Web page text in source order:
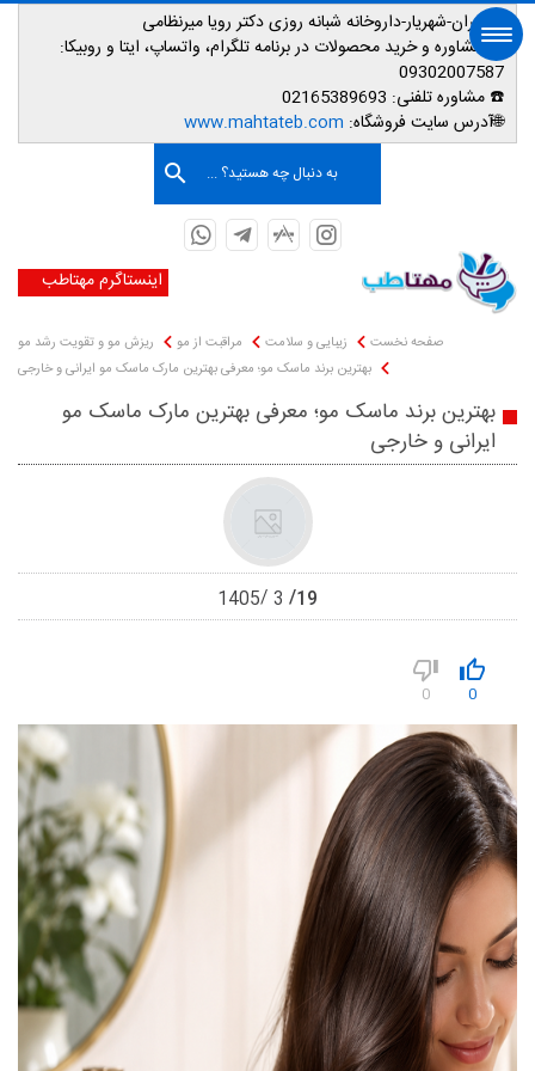
📌تهران-شهریار-داروخانه شبانه روزی دکتر رویا میرنظامی
📱مشاوره و خرید محصولات در برنامه تلگرام، واتساپ، ایتا و روبیکا:
09302007587
☎️ مشاوره تلفنی:
🌐آدرس سایت فروشگاه: www.mahtateb.com
به دنبال چه هستید؟ ...
اینستاگرم مهتاطب
صفحه نخست زیبایی و سلامت مراقبت از مو
ریزش مو و تقویت رشد مو
بهترین برند ماسک مو؛ معرفی بهترین مارک ماسک مو ایرانی و خارجی
بهترین برند ماسک مو؛ معرفی بهترین مارک ماسک مو
ایرانی و خارجی
19
3
1405
0
0